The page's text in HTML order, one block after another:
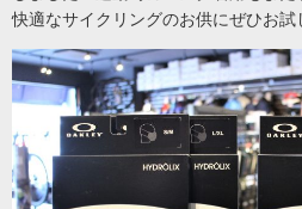
快適なサイクリングのお供にぜひお試